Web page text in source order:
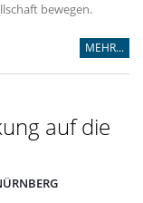
bewegen.
MEHR...
auf die